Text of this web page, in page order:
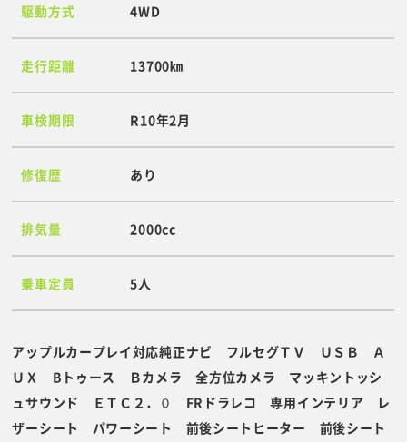
駆動方式 4WD
走行距離 13700㎞
車検期限 R10年2月
修復歴 あり
排気量 2000cc
乗車定員 5人
アップルカープレイ対応純正ナビ フルセグＴＶ ＵＳＢ Ａ
ＵＸ Bトゥース Ｂカメラ 全方位カメラ マッキントッシ
ュサウンド ＥＴＣ２．０ FRドラレコ 専用インテリア レ
ザーシート パワーシート 前後シートヒーター 前後シート